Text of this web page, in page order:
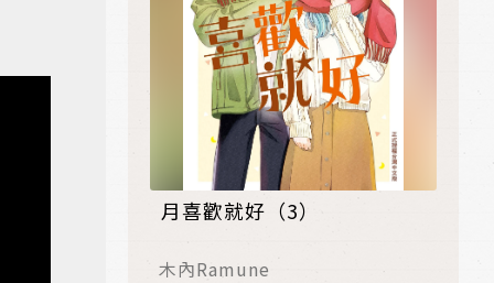
月喜歡就好（3）
木內Ramune